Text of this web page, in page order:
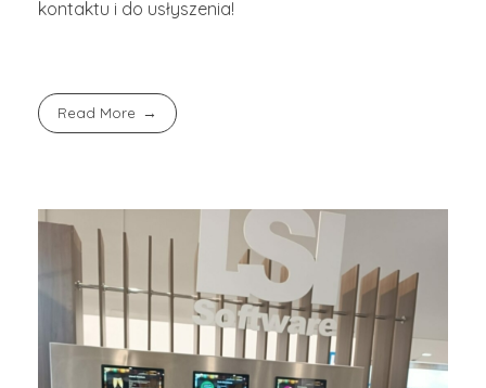
kontaktu i do usłyszenia!
Read More